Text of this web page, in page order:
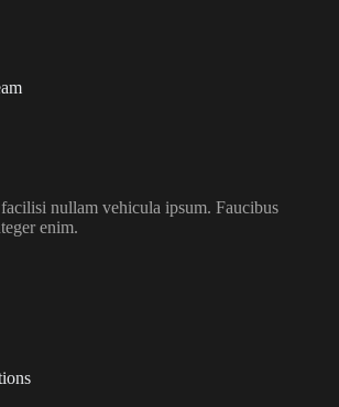
nullam vehicula ipsum. Faucibus
enim.